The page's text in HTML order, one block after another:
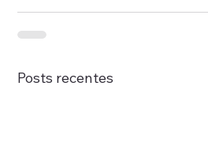
Posts recentes